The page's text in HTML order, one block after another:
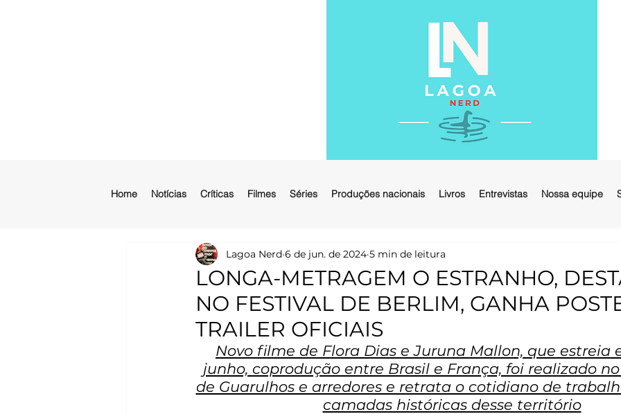
Home Notícias Críticas Filmes Séries Produções nacionais Livros Entrevistas Nossa equipe
LONGA-METRAGEM O ESTRANHO,
NO FESTIVAL DE BERLIM, GANHA
TRAILER OFICIAIS
Lagoa Nerd 6 de jun. de 2024 5 min de leitura
Novo filme de Flora Dias e Juruna Mallon, que estreia
junho, coprodução entre Brasil e França, foi realizado
de Guarulhos e arredores e retrata o cotidiano de
camadas históricas desse território